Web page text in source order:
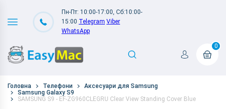
Пн-Пт: 10:00-17:00, Сб:10:00-
15:00 Telegram Viber
WhatsApp
0
Головна Телефони
Аксесуари для Samsung
Samsung Galaxy S9
SAMSUNG S9 - EF-ZG960CLEGRU Clear View Standing Cover Blue